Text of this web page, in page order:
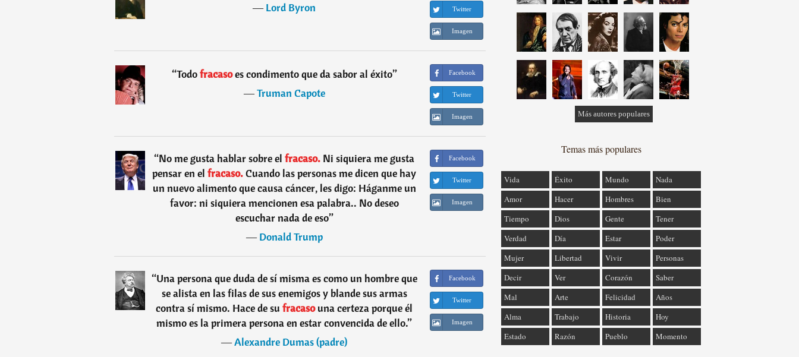
―Lord Byron Twitter
Imagen
“Todofracasoes condimento que da sabor al éxito”
―Truman Capote
Facebook
Twitter
Imagen
“No me gusta hablar sobre el fracaso. Ni siquiera me gusta
pensar en el fracaso.Cuando las personas me dicen que hay
un nuevo alimento que causa cáncer, les digo: Háganme un
favor: ni siquiera mencionen esa palabra.. No deseo
escuchar nada de eso”
―Donald Trump
Facebook
Twitter
Imagen
“Una persona que duda de sí misma es como un hombre que
se alista en las filas de sus enemigos y blande sus armas
contra sí mismo. Hace de su fracasouna certeza porque él
mismo es la primera persona en estar convencida de ello.”
―Alexandre Dumas (padre)
Facebook
Twitter
Imagen
Más autores populares
Temas más populares
Vida Éxito Mundo
Nada
Amor
Hacer Hombres
Bien
Tiempo
Dios Gente
Tener
Verdad
Día Estar
Poder
Mujer
Libertad Vivir
Personas
Decir
Ver Corazón
Saber
Mal
Arte Felicidad
Años
Alma
Trabajo Historia
Hoy
Estado
Razón Pueblo Momento